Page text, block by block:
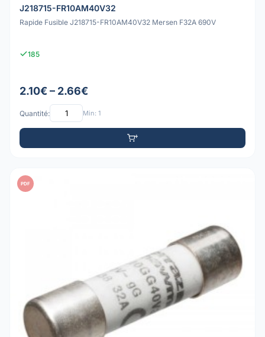
J218715-FR10AM40V32
Rapide Fusible J218715-FR10AM40V32 Mersen F32A 690V
185
2.10€ – 2.66€
Quantité: Min: 1
PDF